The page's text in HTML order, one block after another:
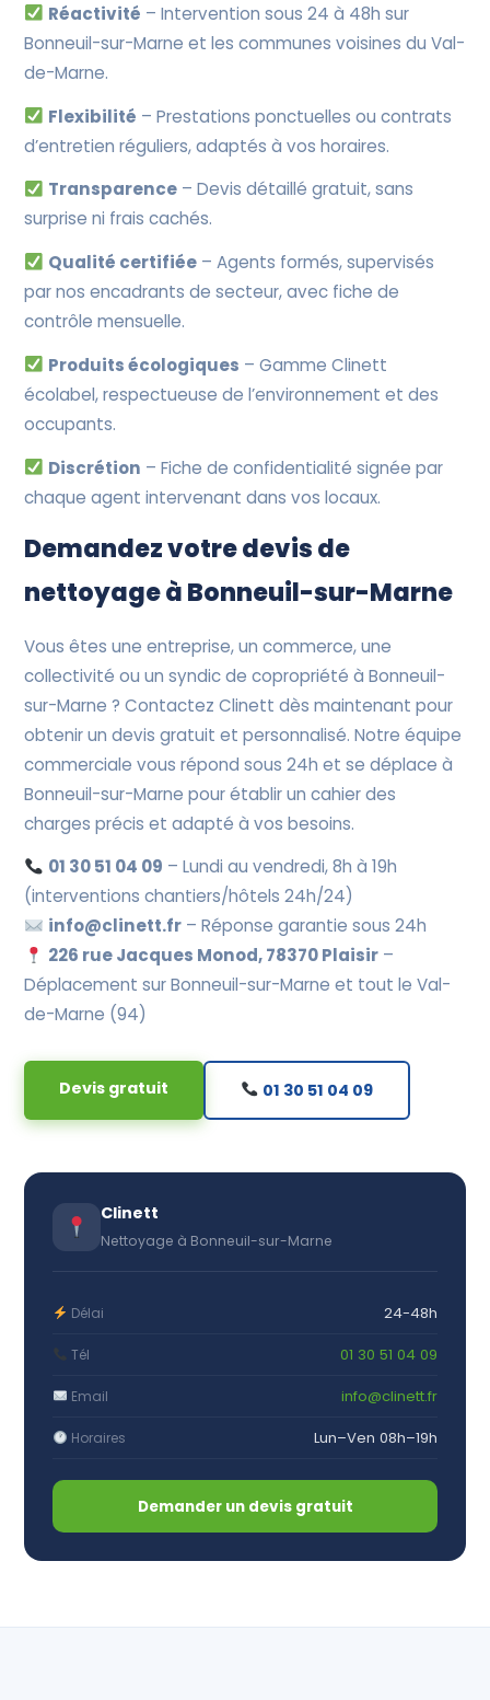
Réactivité – Intervention sous 24 à 48h sur
Bonneuil-sur-Marne et les communes voisines du Val-
de-Marne.
Flexibilité – Prestations ponctuelles ou contrats
d’entretien réguliers, adaptés à vos horaires.
Transparence– Devis détaillé gratuit, sans
surprise ni frais cachés.
Qualité certifiée– Agents formés, supervisés
par nos encadrants de secteur, avec fiche de
contrôle mensuelle.
Produits écologiques – Gamme Clinett
écolabel, respectueuse de l’environnement et des
occupants.
Discrétion – Fiche de confidentialité signée par
chaque agent intervenant dans vos locaux.
Demandez votre devis de
nettoyage à Bonneuil-sur-Marne
Vous êtes une entreprise, un commerce, une
collectivité ou un syndic de copropriété à Bonneuil-
sur-Marne ? Contactez Clinett dès maintenant pour
obtenir un devis gratuit et personnalisé. Notre équipe
commerciale vous répond sous 24h et se déplace à
Bonneuil-sur-Marne pour établir un cahier des
charges précis et adapté à vos besoins.
01 30 51 04 09 – Lundi au vendredi, 8h à 19h
(interventions chantiers/hôtels 24h/24)
info@clinett.fr– Réponse garantie sous 24h
226 rue Jacques Monod, 78370 Plaisir–
Déplacement sur Bonneuil-sur-Marne et tout le Val-
de-Marne (94)
Devis gratuit 01 30 51 04 09
Clinett
Nettoyage à Bonneuil-sur-Marne
Délai 24-48h
Tél 01 30 51 04 09
Email info@clinett.fr
Horaires Lun–Ven 08h–19h
Demander un devis gratuit